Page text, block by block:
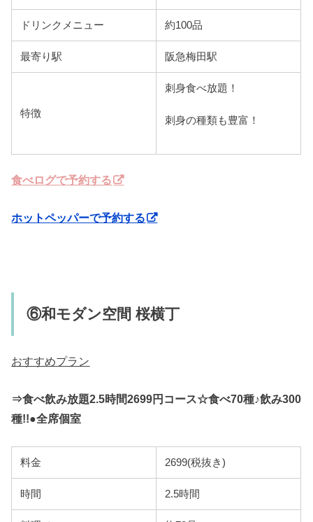
ドリンクメニュー 約100品
最寄り駅 阪急梅田駅
特徴
刺身食べ放題！
刺身の種類も豊富！
食べログで予約する
ホットペッパーで予約する
⑥和モダン空間 桜横丁
おすすめプラン
⇒食べ飲み放題2.5時間2699円コース☆食べ70種♪飲み300
種!!●全席個室
料金 2699(税抜き)
時間 2.5時間